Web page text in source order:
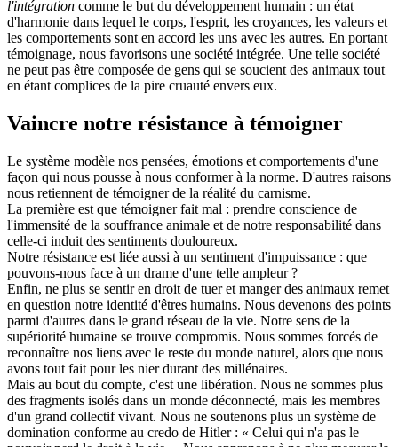
l'intégration comme le but du développement humain : un état
d'harmonie dans lequel le corps, l'esprit, les croyances, les valeurs et
les comportements sont en accord les uns avec les autres. En portant
témoignage, nous favorisons une société intégrée. Une telle société
ne peut pas être composée de gens qui se soucient des animaux tout
en étant complices de la pire cruauté envers eux.
Vaincre notre résistance à témoigner
Le système modèle nos pensées, émotions et comportements d'une
façon qui nous pousse à nous conformer à la norme. D'autres raisons
nous retiennent de témoigner de la réalité du carnisme.
La première est que témoigner fait mal : prendre conscience de
l'immensité de la souffrance animale et de notre responsabilité dans
celle-ci induit des sentiments douloureux.
Notre résistance est liée aussi à un sentiment d'impuissance : que
pouvons-nous face à un drame d'une telle ampleur ?
Enfin, ne plus se sentir en droit de tuer et manger des animaux remet
en question notre identité d'êtres humains. Nous devenons des points
parmi d'autres dans le grand réseau de la vie. Notre sens de la
supériorité humaine se trouve compromis. Nous sommes forcés de
reconnaître nos liens avec le reste du monde naturel, alors que nous
avons tout fait pour les nier durant des millénaires.
Mais au bout du compte, c'est une libération. Nous ne sommes plus
des fragments isolés dans un monde déconnecté, mais les membres
d'un grand collectif vivant. Nous ne soutenons plus un système de
domination conforme au credo de Hitler : « Celui qui n'a pas le